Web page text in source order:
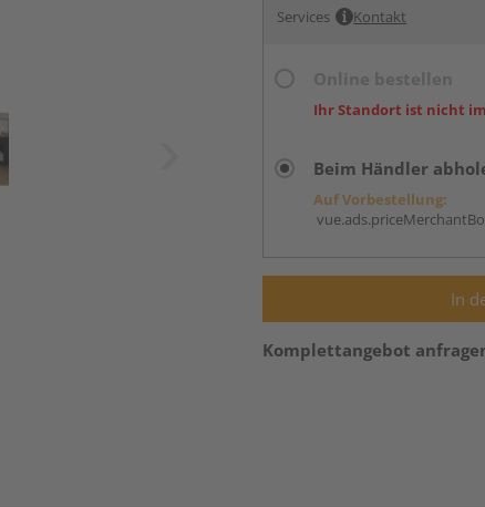
Services Kontakt
Ihr Standort ist nicht
Beim Händler
Auf Vorbestellung:
In
Komplettangebot